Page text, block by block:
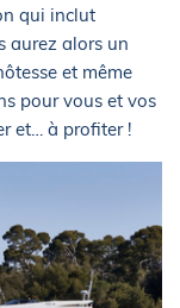
qui inclut
aurez alors un
et même
pour vous et vos
et… à profiter !